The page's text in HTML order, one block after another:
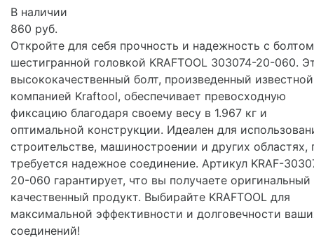
В наличии
860 руб.
Откройте для себя прочность и надежность с
шестигранной головкой KRAFTOOL 303074-20-060.
высококачественный болт, произведенный известной
компанией Kraftool, обеспечивает превосходную
фиксацию благодаря своему весу в 1.967 кг и
оптимальной конструкции. Идеален для
строительстве, машиностроении и других областях,
требуется надежное соединение. Артикул KRAF-
20-060 гарантирует, что вы получаете оригинальный
качественный продукт. Выбирайте KRAFTOOL для
максимальной эффективности и долговечности
соединений!